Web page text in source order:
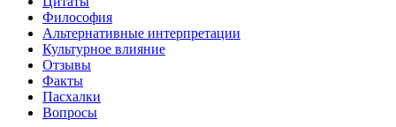
Философия
Альтернативные интерпретации
Культурное влияние
Отзывы
Факты
Пасхалки
Вопросы